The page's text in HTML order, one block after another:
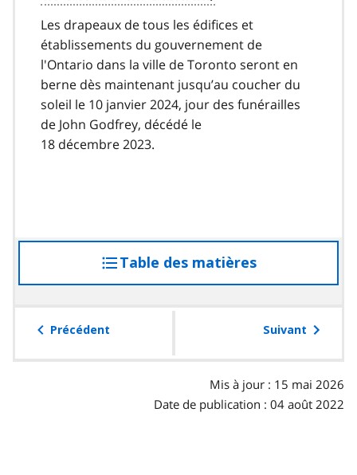
Les drapeaux de tous les édifices et
établissements du gouvernement de
l'Ontario dans la ville de Toronto seront en
berne dès maintenant jusqu’au coucher du
soleil le 10 janvier 2024, jour des funérailles
de John Godfrey, décédé le
18 décembre 2023.
Table des matières
à
table
Précédent Suivant
Mis à jour : 15 mai 2026
Date de publication : 04 août 2022